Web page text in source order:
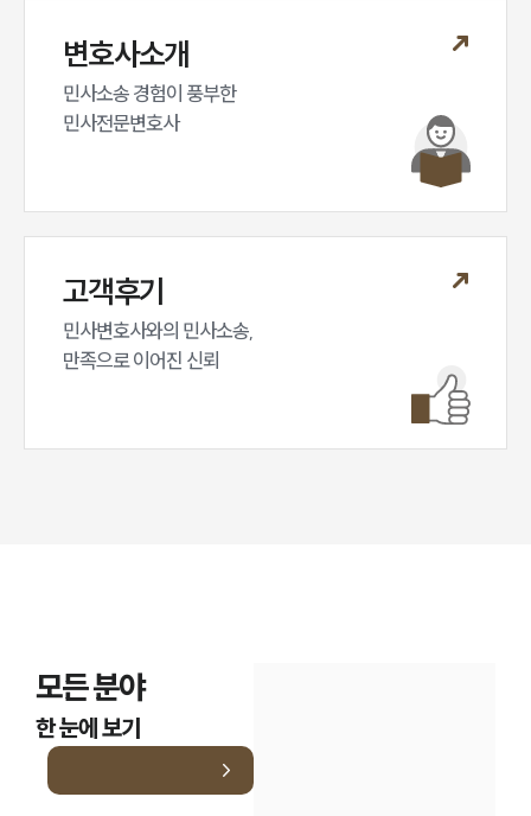
언론보도
대륜법률상담예약
변호사소개
민사소송 경험이 풍부한
민사전문변호사
고객후기
민사변호사와의 민사소송,
만족으로 이어진 신뢰
모든 분야
한 눈에 보기